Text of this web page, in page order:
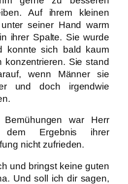
Auf ihrem kleinen
seiner Hand warm
ihrer Spalte. Sie wurde
konnte sich bald kaum
konzentrieren. Sie stand
wenn Männer sie
und doch irgendwie
war Herr
dem Ergebnis ihrer
nicht zufrieden.
und bringst keine guten
Und soll ich dir sagen,